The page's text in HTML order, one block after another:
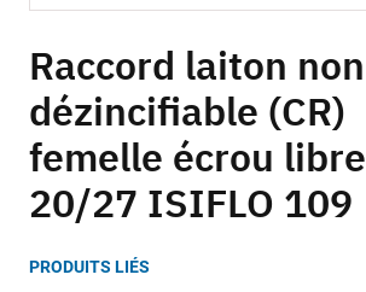
to
the
beginning
of
the
images
gallery
Raccord laiton non
dézincifiable (CR)
femelle écrou libre
20/27 ISIFLO 109
PRODUITS LIÉS